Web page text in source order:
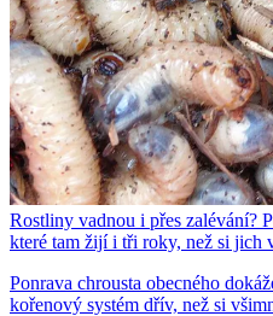
Rostliny vadnou i přes zalévání?
které tam žijí i tři roky, než si jich
Ponrava chrousta obecného
kořenový systém dřív, než si